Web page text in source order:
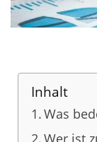
Inhalt
Was
Wer ist